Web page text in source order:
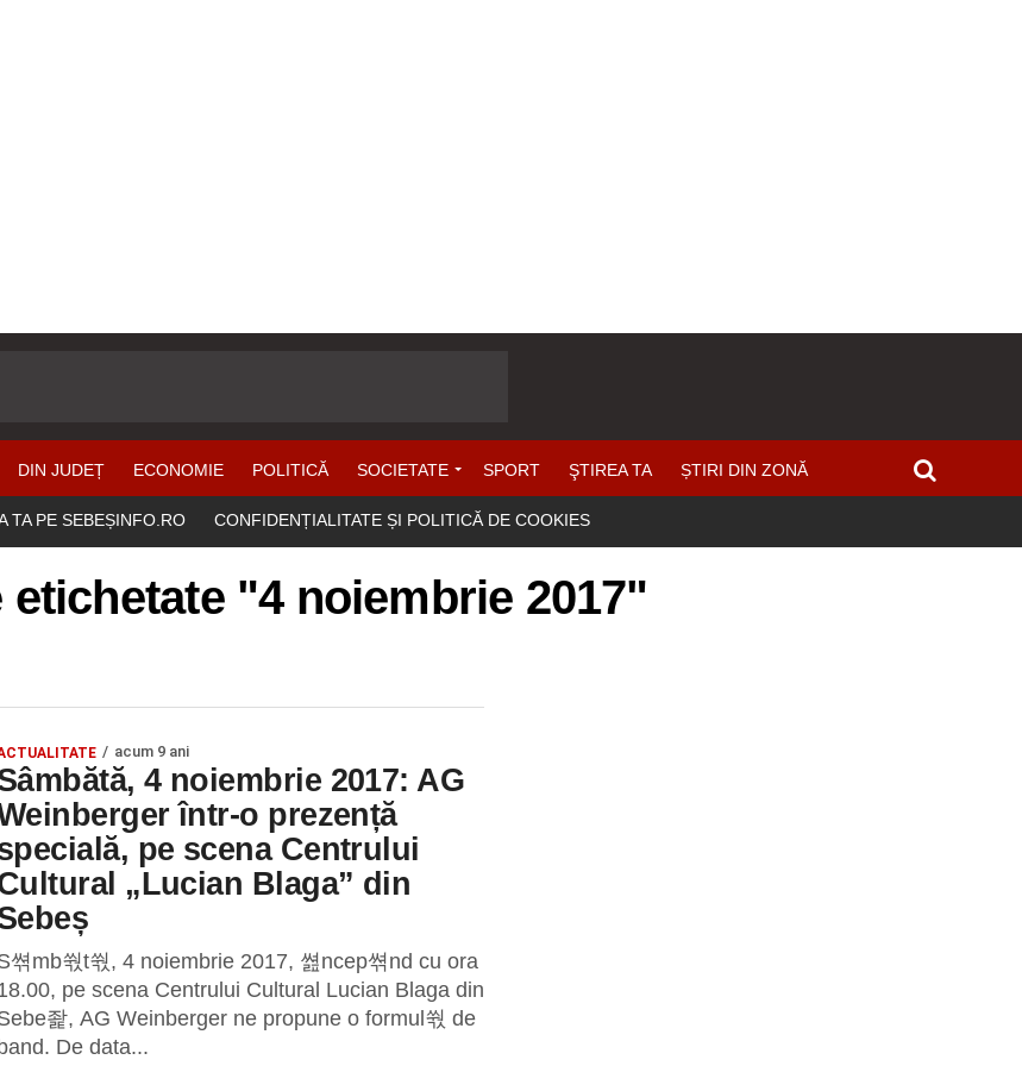
DIN JUDEȚ ECONOMIE POLITICĂ SOCIETATE SPORT ŞTIREA TA ȘTIRI DIN ZONĂ
TA PE SEBEȘINFO.RO CONFIDENȚIALITATE ȘI POLITICĂ DE COOKIES
"4 noiembrie 2017"
acum 9 ani
4 noiembrie 2017: AG
într-o prezență
pe scena Centrului
„Lucian Blaga” din
쎢mb쒃t쒃, 4 noiembrie 2017, 쎮ncep쎢nd cu ora
pe scena Centrului Cultural Lucian Blaga din
좙, AG Weinberger ne propune o formul쒃 de
band. De data...